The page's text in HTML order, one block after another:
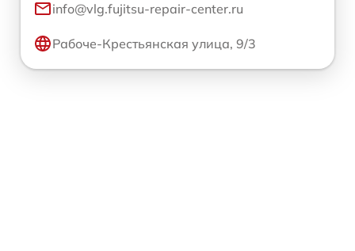
info@vlg.fujitsu-repair-center.ru
Рабоче-Крестьянская улица, 9/3